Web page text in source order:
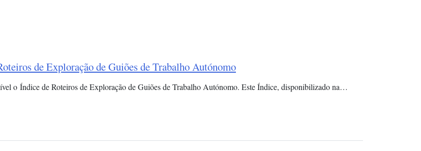
de Exploração de Guiões de Trabalho Autónomo
o Índice de Roteiros de Exploração de Guiões de Trabalho Autónomo. Este Índice, disponibilizado na…